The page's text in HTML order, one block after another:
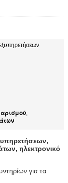
,
ηλεκτρονικό
για τα